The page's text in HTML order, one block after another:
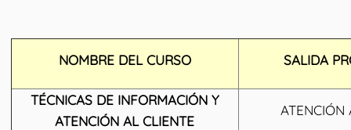
NOMBRE DEL CURSO SALIDA
TÉCNICAS DE INFORMACIÓN Y
ATENCIÓN AL CLIENTE
ATENCIÓN